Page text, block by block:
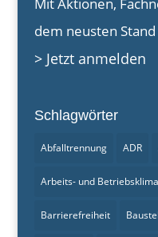
dem neusten
> Jetzt anmelden
Schlagwörter
Abfalltrennung ADR
Arbeits- und Betriebsklima
Barrierefreiheit